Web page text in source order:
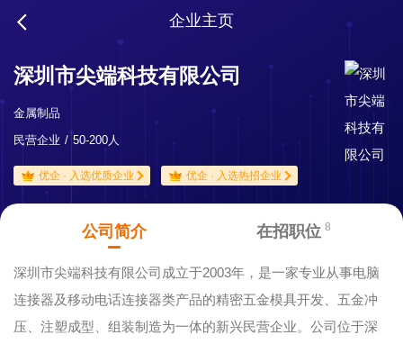
企业主页
深圳市尖端科技有限公司
金属制品
民营企业
50-200人
优企 · 入选优质企业 优企 · 入选热招企业
公司简介 在招职位 8
深圳市尖端科技有限公司成立于2003年，是一家专业从事电脑
连接器及移动电话连接器类产品的精密五金模具开发、五金冲
压、注塑成型、组装制造为一体的新兴民营企业。公司位于深